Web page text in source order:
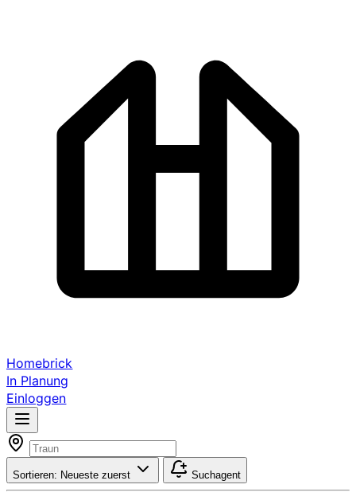
Homebrick
In Planung
Einloggen
Sortieren: Neueste zuerst Suchagent